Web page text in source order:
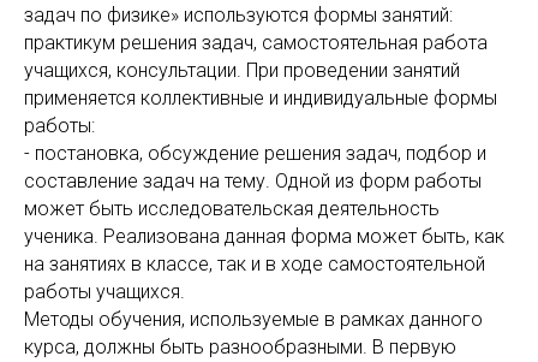
задач по физике» используются формы занятий:
практикум решения задач, самостоятельная работа
учащихся, консультации. При проведении занятий
применяется коллективные и индивидуальные формы
работы:
- постановка, обсуждение решения задач, подбор и
составление задач на тему. Одной из форм работы
может быть исследовательская деятельность
ученика. Реализована данная форма может быть, как
на занятиях в классе, так и в ходе самостоятельной
работы учащихся.
Методы обучения, используемые в рамках данного
курса, должны быть разнообразными. В первую